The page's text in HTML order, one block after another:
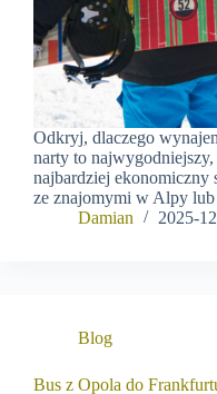
Odkryj, dlaczego
narty to
najbardziej ekonomiczny
ze znajomymi w Alpy lub
Damian
2025-
Blog
Bus z Opola do